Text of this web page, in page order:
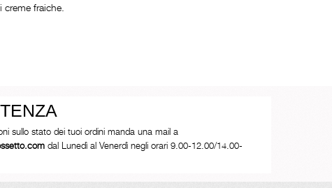
fraiche.
sullo stato dei tuoi ordini manda una mail a
dal Lunedì al Venerdì negli orari 9.00-12.00/14.00-